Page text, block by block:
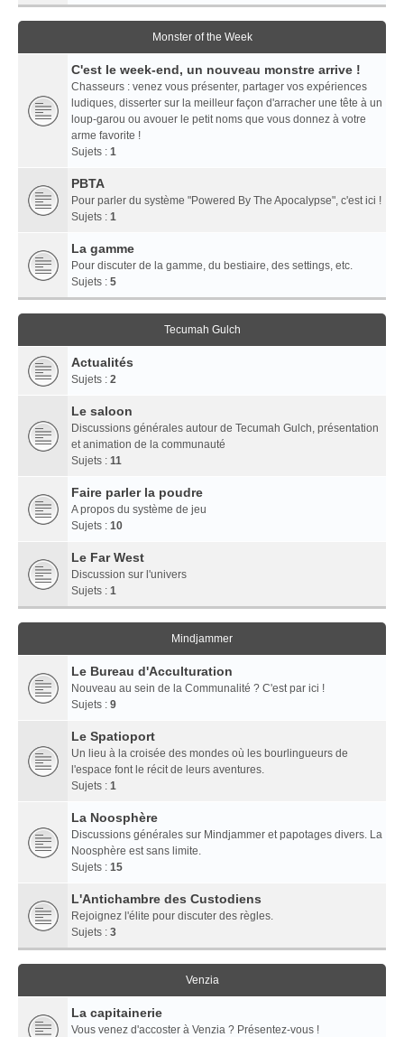
Monster of the Week
C'est le week-end, un nouveau monstre arrive !
Chasseurs : venez vous présenter, partager vos expériences
ludiques, disserter sur la meilleur façon d'arracher une tête à un
loup-garou ou avouer le petit noms que vous donnez à votre
arme favorite !
Sujets : 1
PBTA
Pour parler du système "Powered By The Apocalypse", c'est ici !
Sujets : 1
La gamme
Pour discuter de la gamme, du bestiaire, des settings, etc.
Sujets : 5
Tecumah Gulch
Actualités
Sujets : 2
Le saloon
Discussions générales autour de Tecumah Gulch, présentation
et animation de la communauté
Sujets : 11
Faire parler la poudre
A propos du système de jeu
Sujets : 10
Le Far West
Discussion sur l'univers
Sujets : 1
Mindjammer
Le Bureau d'Acculturation
Nouveau au sein de la Communalité ? C'est par ici !
Sujets : 9
Le Spatioport
Un lieu à la croisée des mondes où les bourlingueurs de
l'espace font le récit de leurs aventures.
Sujets : 1
La Noosphère
Discussions générales sur Mindjammer et papotages divers. La
Noosphère est sans limite.
Sujets : 15
L'Antichambre des Custodiens
Rejoignez l'élite pour discuter des règles.
Sujets : 3
Venzia
La capitainerie
Vous venez d'accoster à Venzia ? Présentez-vous !